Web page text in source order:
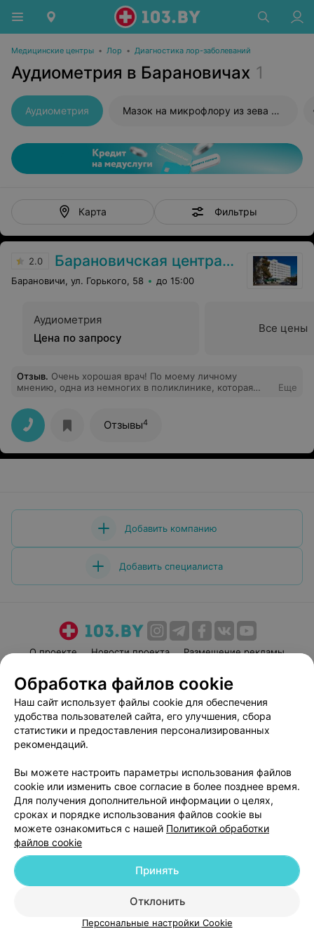
Медицинские центры • Лор • Диагностика лор-заболеваний
Аудиометрия в Барановичах 1
Аудиометрия Мазок на микрофлору из зева и носа
Карта Фильтры
2.0 Барановичская центральная поликлиника
Барановичи, ул. Горького, 58 до 15:00
Аудиометрия
Цена по запросу
Все цены
Отзыв. Очень хорошая врач! По моему личному
мнению, одна из немногих в поликлинике, которая
помочь! Особенно, когда видно, что пациент
испытывает безнадежность в своем заболевании, она
никогда не сдается, а ищит причину, что бы помочь!
Всегда приятно прийти к данному специалисту на
приём! Спасибо большое за ее труд и помощь...
Еще
Отзывы4
Добавить компанию
Добавить специалиста
О проекте Новости проекта
Размещение рекламы
Пользовательское соглашение
Способы оплаты
Вакансии
Партнеры
Написать руководителю 103.by
Персональные настройки cookie
Обработка персональных данных
© 2026 ООО «Артокс Лаб», УНП 191700409| 220012, Республика Беларусь,
г. Минск, улица Толбухина, 2, пом. 16 | help@103.by
Служба поддержки +375 291212755
Обработка файлов cookie
Наш сайт использует файлы cookie для обеспечения
удобства пользователей сайта, его улучшения, сбора
статистики и предоставления персонализированных
рекомендаций.
Вы можете настроить параметры использования файлов
cookie или изменить свое согласие в более позднее время.
Для получения дополнительной информации о целях,
сроках и порядке использования файлов cookie вы
можете ознакомиться с нашей Политикой обработки
файлов cookie
Отклонить
Принять
Персональные настройки Cookie